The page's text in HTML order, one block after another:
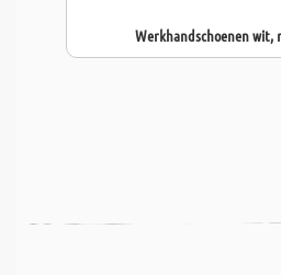
Werkhandschoenen wit,